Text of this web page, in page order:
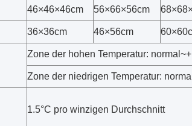
46×46×46cm 56×66×56cm
36×36cm 46×56cm
Zone der hohen Temperatur:
Zone der niedrigen Temperatur:
1.5°C pro winzigen Durchschnitt